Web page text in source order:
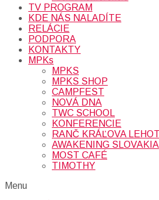
TV PROGRAM
KDE NÁS NALADÍTE
RELÁCIE
PODPORA
KONTAKTY
MPKs
MPKS
MPKS SHOP
CAMPFEST
NOVÁ DNA
TWC SCHOOL
KONFERENCIE
RANČ KRÁĽOVA
AWAKENING SLOVAKIA
MOST CAFÉ
TIMOTHY
Menu